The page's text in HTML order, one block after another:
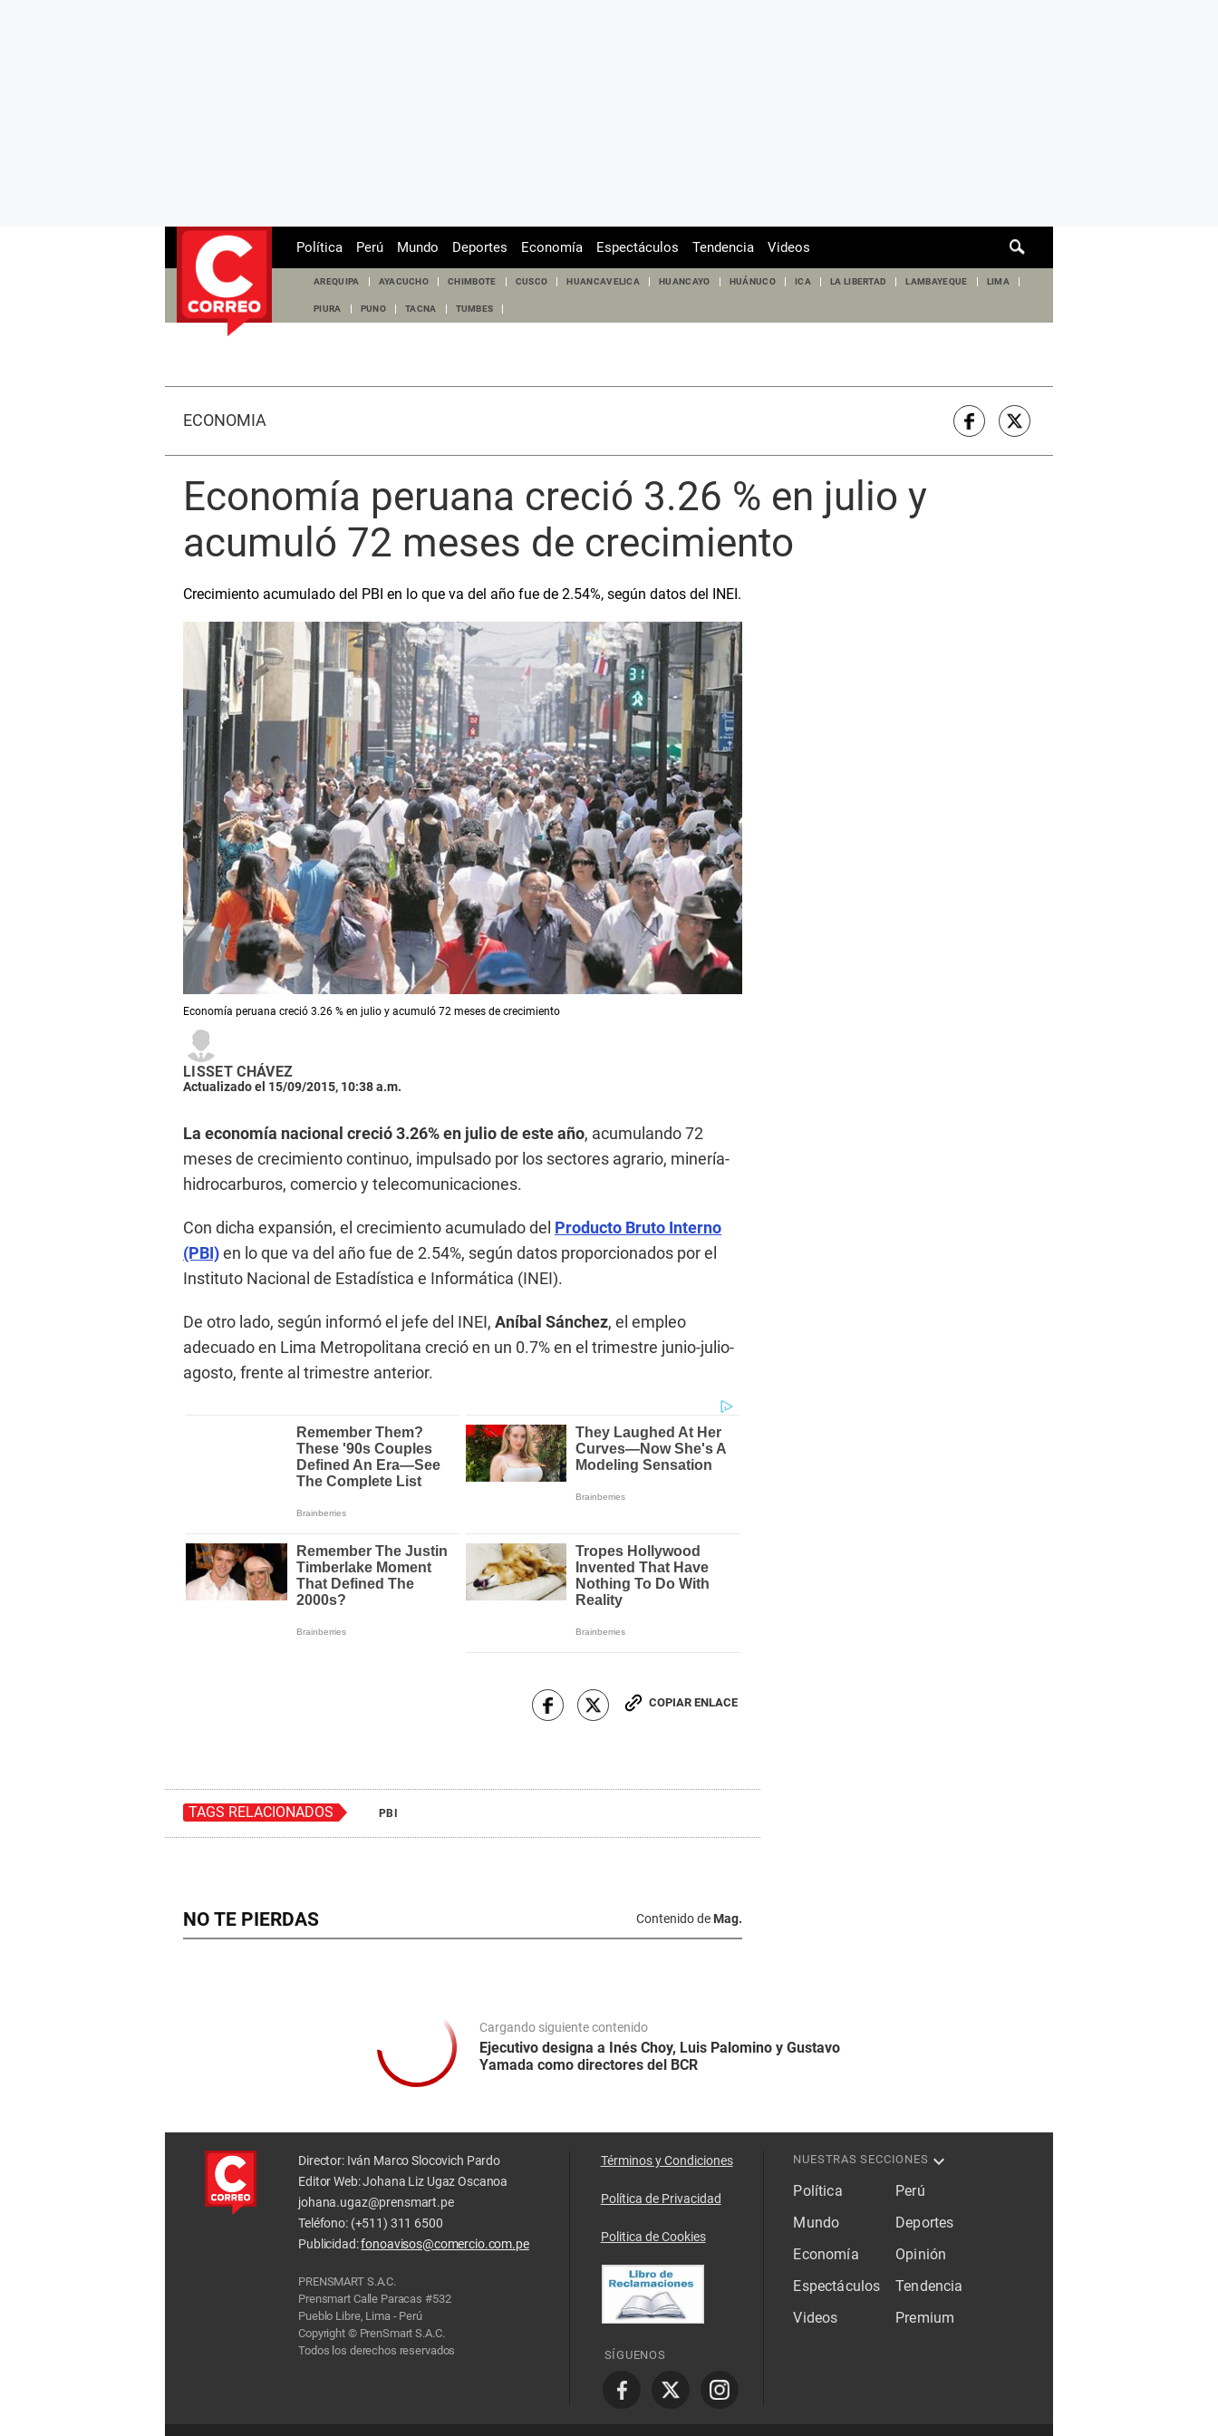
de
Política Perú Mundo Deportes Economía Espectáculos Tendencia Videos
AREQUIPA AYACUCHO CHIMBOTE CUSCO HUANCAVELICA HUANCAYO HUÁNUCO ICA LA LIBERTAD LAMBAYEQUE LIMA
PIURA PUNO TACNA TUMBES
ECONOMÍA
Economía peruana creció 3.26 % en julio y
acumuló 72 meses de crecimiento
Crecimiento acumulado del PBI en lo que va del año fue de 2.54%, según datos del INEI.
Economía peruana creció 3.26 % en julio y acumuló 72 meses de crecimiento
LISSET CHÁVEZ
Actualizado el 15/09/2015, 10:38 a.m.
La economía nacional creció 3.26% en julio de este año, acumulando 72
meses de crecimiento continuo, impulsado por los sectores agrario, minería-
hidrocarburos, comercio y telecomunicaciones.
Con dicha expansión, el crecimiento acumulado del Producto Bruto Interno
(PBI)en lo que va del año fue de 2.54%, según datos proporcionados por el
Instituto Nacional de Estadística e Informática (INEI).
De otro lado, según informó el jefe del INEI, Aníbal Sánchez, el empleo
adecuado en Lima Metropolitana creció en un 0.7% en el trimestre junio-julio-
agosto, frente al trimestre anterior.
COPIAR ENLACE
TAGS RELACIONADOS PBI
NO TE PIERDAS Contenido de Mag.
Cargando siguiente contenido
Ejecutivo designa a Inés Choy, Luis Palomino y Gustavo
Yamada como directores del BCR
Director: Iván Marco Slocovich Pardo
Editor Web: Johana Liz Ugaz Oscanoa
johana.ugaz@prensmart.pe
Teléfono: (+511) 311 6500
Publicidad:fonoavisos@comercio.com.pe
PRENSMART S.A.C.
Prensmart Calle Paracas #532
Pueblo Libre, Lima - Perú
Copyright © PrenSmart S.A.C.
Todos los derechos reservados
Términos y Condiciones
Política de Privacidad
Politica de Cookies
SÍGUENOS
NUESTRAS SECCIONES
Política
Perú
Mundo
Deportes
Economía
Opinión
Espectáculos
Tendencia
Videos
Premium